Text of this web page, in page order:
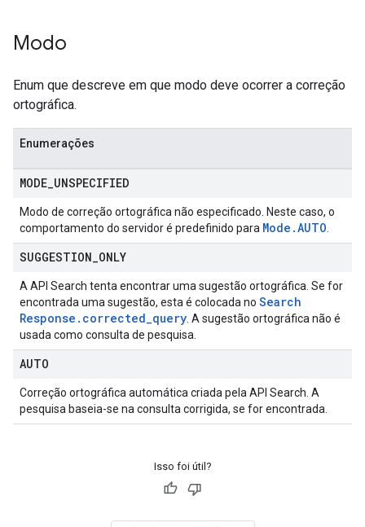
Modo
Enum que descreve em que modo deve ocorrer a correção
ortográfica.
Enumerações
MODE UNSPECIFIED
Modo de correção ortográfica não especificado. Neste caso, o
comportamento do servidor é predefinido para Mode .AUTO
SUGGESTION ONLY
A API Search tenta encontrar uma sugestão ortográfica. Se for
encontrada uma sugestão, esta é colocada no Search
Response . corrected_query . A sugestão ortográfica não é
usada como consulta de pesquisa.
AUTO
Correção ortográfica automática criada pela API Search. A
pesquisa baseia-se na consulta corrigida, se for encontrada.
Isso foi útil?